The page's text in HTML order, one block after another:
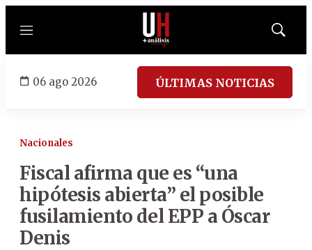
Menú
Mostrar
06 ago 2026 ÚLTIMAS NOTICIAS
Nacionales
Fiscal afirma que es “una
hipótesis abierta” el posible
fusilamiento del EPP a Óscar
Denis